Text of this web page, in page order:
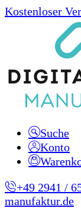
Kostenloser
Suche
Konto
+49 2941 /
manufaktur.de